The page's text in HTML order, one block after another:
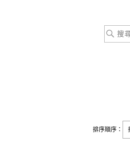
排序順序：